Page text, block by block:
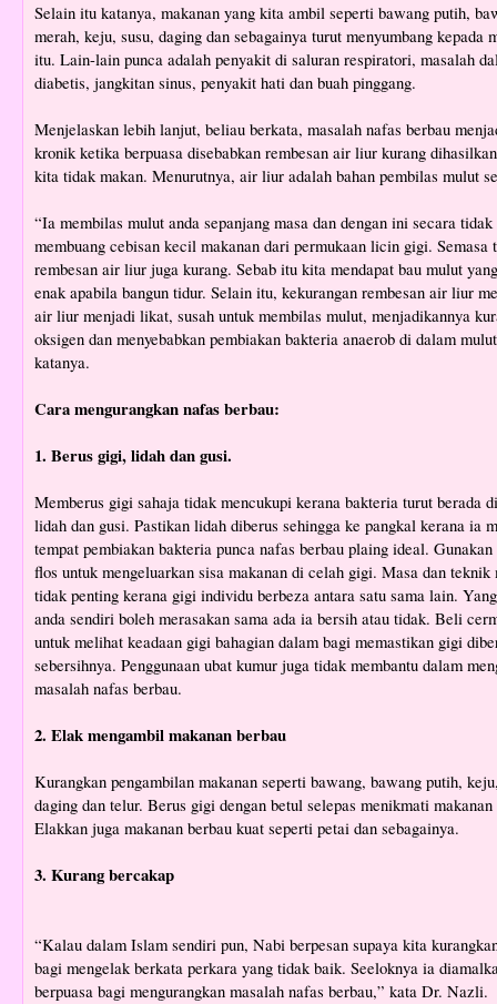
Selain itu katanya, makanan yang kita ambil seperti bawang putih,
merah, keju, susu, daging dan sebagainya turut menyumbang kepada
itu. Lain-lain punca adalah penyakit di saluran respiratori, masalah
diabetis, jangkitan sinus, penyakit hati dan buah pinggang.
Menjelaskan lebih lanjut, beliau berkata, masalah nafas berbau
kronik ketika berpuasa disebabkan rembesan air liur kurang
kita tidak makan. Menurutnya, air liur adalah bahan pembilas mulut
“Ia membilas mulut anda sepanjang masa dan dengan ini secara tidak
membuang cebisan kecil makanan dari permukaan licin gigi. Semasa
rembesan air liur juga kurang. Sebab itu kita mendapat bau mulut
enak apabila bangun tidur. Selain itu, kekurangan rembesan air liur
air liur menjadi likat, susah untuk membilas mulut, menjadikannya
oksigen dan menyebabkan pembiakan bakteria anaerob di dalam
katanya.
Cara mengurangkan nafas berbau:
1. Berus gigi, lidah dan gusi.
Memberus gigi sahaja tidak mencukupi kerana bakteria turut berada
lidah dan gusi. Pastikan lidah diberus sehingga ke pangkal kerana ia
tempat pembiakan bakteria punca nafas berbau plaing ideal. Gunakan
flos untuk mengeluarkan sisa makanan di celah gigi. Masa dan teknik
tidak penting kerana gigi individu berbeza antara satu sama lain.
anda sendiri boleh merasakan sama ada ia bersih atau tidak. Beli
untuk melihat keadaan gigi bahagian dalam bagi memastikan gigi
sebersihnya. Penggunaan ubat kumur juga tidak membantu dalam
masalah nafas berbau.
2. Elak mengambil makanan berbau
Kurangkan pengambilan makanan seperti bawang, bawang putih,
daging dan telur. Berus gigi dengan betul selepas menikmati
Elakkan juga makanan berbau kuat seperti petai dan sebagainya.
3. Kurang bercakap
“Kalau dalam Islam sendiri pun, Nabi berpesan supaya kita
bagi mengelak berkata perkara yang tidak baik. Seeloknya ia
berpuasa bagi mengurangkan masalah nafas berbau,” kata Dr. Nazli.